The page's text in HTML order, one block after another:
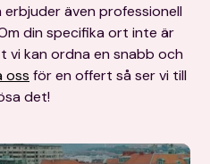
erbjuder även professionell
din specifika ort inte är
vi kan ordna en snabb och
oss för en offert så ser vi till
det!